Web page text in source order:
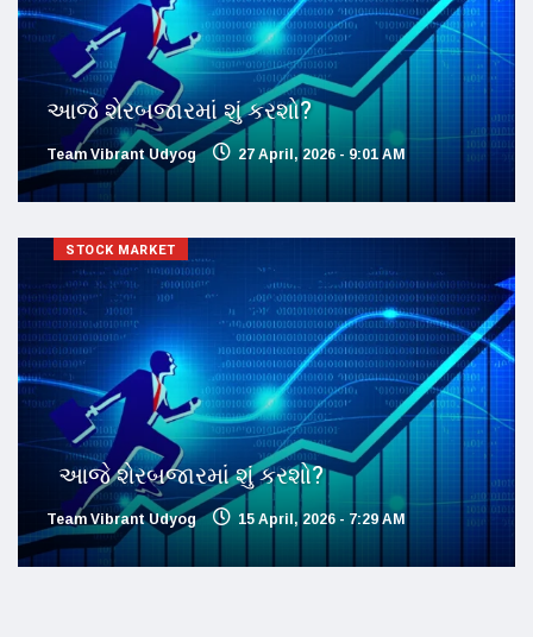
આજે શેરબજારમાં શું કરશો?
Team Vibrant Udyog 27 April, 2026 - 9:01 AM
STOCK MARKET
આજે શેરબજારમાં શું કરશો?
Team Vibrant Udyog 15 April, 2026 - 7:29 AM